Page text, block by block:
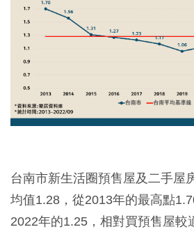
台南市新生活圈預售屋及二手屋
均值1.28，從2013年的最高點
2022年的1.25，相對買預售屋較